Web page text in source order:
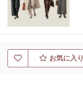
お気に入り